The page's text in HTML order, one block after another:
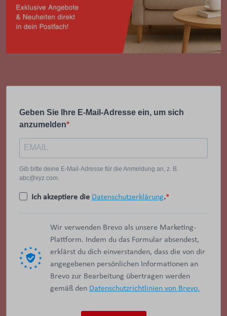
Geben Sie Ihre E-Mail-Adresse ein, um sich
anzumelden
Gib bitte deine E-Mail-Adresse für die Anmeldung an, z. B.
abc@xyz.com.
Ich akzeptiere die Datenschutzerklärung.
Wir verwenden Brevo als unsere Marketing-
Plattform. Indem du das Formular absendest,
erklärst du dich einverstanden, dass die von dir
angegebenen persönlichen Informationen an
Brevo zur Bearbeitung übertragen werden
gemäß den Datenschutzrichtlinien von Brevo.